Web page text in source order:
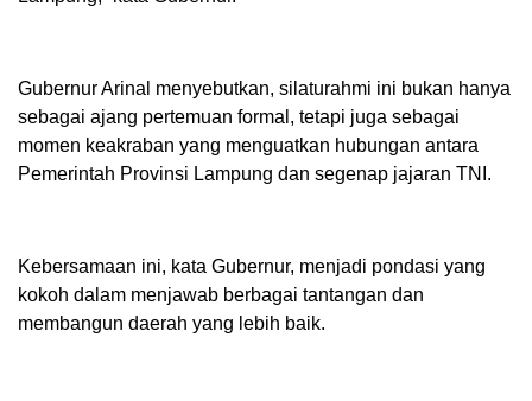
Gubernur Arinal menyebutkan, silaturahmi ini bukan hanya
sebagai ajang pertemuan formal, tetapi juga sebagai
momen keakraban yang menguatkan hubungan antara
Pemerintah Provinsi Lampung dan segenap jajaran TNI.
Kebersamaan ini, kata Gubernur, menjadi pondasi yang
kokoh dalam menjawab berbagai tantangan dan
membangun daerah yang lebih baik.